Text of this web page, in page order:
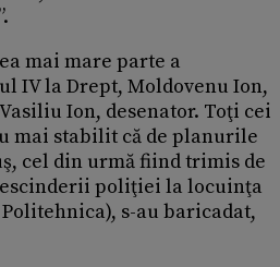
mai mare parte a
IV la Drept, Moldovenu Ion,
Ion, desenator. Toţi cei
mai stabilit că de planurile
cel din urmă fiind trimis de
poliţiei la locuinţa
s-au baricadat,